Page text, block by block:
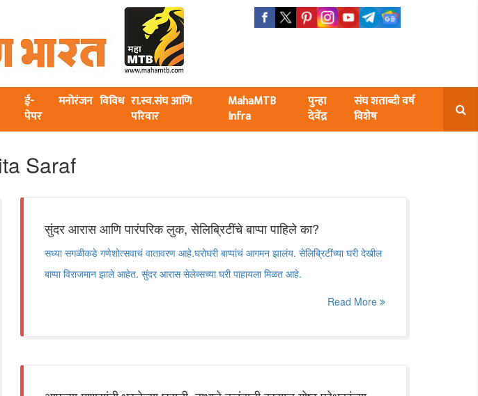
ई-
पेपर
मनोरंजन विविध रा.स्व.संघ आणि
परिवार
MahaMTB
Infra
पुन्हा
देवेंद्र
संघ शताब्दी वर्ष
विशेष
Saraf
सुंदर आरास आणि पारंपरिक लुक, सेलिब्रिटींचे बाप्पा पाहिले का?
सध्या सगळीकडे गणेशोत्सवाचं वातावरण आहे.घरोघरी बाप्पांचं आगमन झालंय. सेलिब्रिटींच्या घरी देखील
बाप्पा विराजमान झाले आहेत. सुंदर आरास सेलेब्सच्या घरी पाहायला मिळत आहे.
Read More